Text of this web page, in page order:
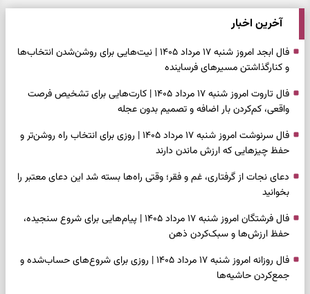
آخرین اخبار
فال ابجد امروز شنبه ۱۷ مرداد ۱۴۰۵ | نیت‌هایی برای روشن‌شدن انتخاب‌ها
و کنارگذاشتن مسیرهای فرساینده
فال تاروت امروز شنبه ۱۷ مرداد ۱۴۰۵ | کارت‌هایی برای تشخیص فرصت
واقعی، کم‌کردن بار اضافه و تصمیم بدون عجله
فال سرنوشت امروز شنبه ۱۷ مرداد ۱۴۰۵ | روزی برای انتخاب راه روشن‌تر و
حفظ چیزهایی که ارزش ماندن دارند
دعای نجات از گرفتاری، غم و فقر؛ وقتی راه‌ها بسته شد این دعای معتبر را
بخوانید
فال فرشتگان امروز شنبه ۱۷ مرداد ۱۴۰۵ | پیام‌هایی برای شروع سنجیده،
حفظ ارزش‌ها و سبک‌کردن ذهن
فال روزانه امروز شنبه ۱۷ مرداد ۱۴۰۵ | روزی برای شروع‌های حساب‌شده و
جمع‌کردن حاشیه‌ها